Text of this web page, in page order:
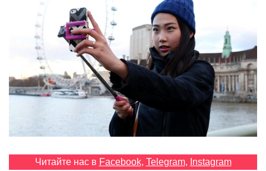
Читайте нас в Facebook, Telegram, Instagram